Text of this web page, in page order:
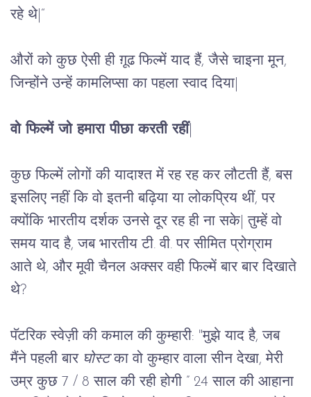
रहे थे “
औरों को कुछ ऐसी ही ग़ूढ फिल्में याद हैं, जैसे चाइना मून,
जिन्होंने उन्हें कामलिप्सा का पहला स्वाद दिया
वो फिल्में जो हमारा पीछा करती रहीं|
कुछ फिल्में लोगों की यादाश्त में रह रह कर लौटती हैं, बस
इसलिए नहीं कि वो इतनी बढ़िया या लोकप्रिय थीं, पर
क्योंकि भारतीय दर्शक उनसे दूर रह ही ना सके तुम्हें वो
समय याद है, जब भारतीय टी. वी. पर सीमित प्रोग्राम
आते थे, और मूवी चैनल अक्सर वही फिल्में बार बार दिखाते
थे?
पॅटरिक स्वेज़ी की कमाल की कुम्हारी: "मुझे याद है, जब
मैंने पहली बार घोस्ट का वो कुम्हार वाला सीन देखा, मेरी
उम्र कुछ 7 / 8 साल की रही होगी ” 24 साल की आहाना